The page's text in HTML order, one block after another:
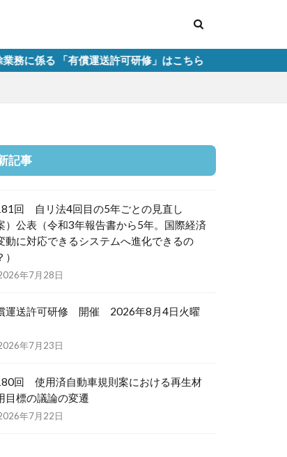
償運送許可研修」はこちら
記事
回 自リ法4回目の5年ごとの見直し
）公表（令和3年報告書から5年。国際経済
動に対応できるシステムへ進化できるの
年7月28日
運送許可研修 開催 2026年8月4日火曜
年7月23日
回 使用済自動車規則案における再生材
目標の議論の変遷
年7月22日